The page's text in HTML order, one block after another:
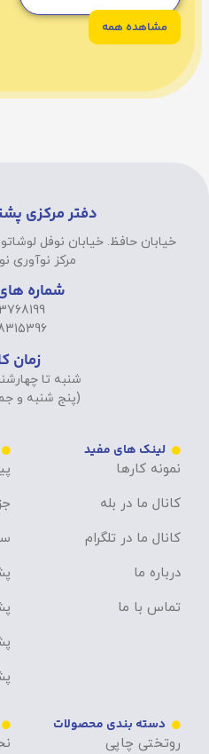
مشاهده همه
دفتر مرکزی
مرکز نوآوری
شماره
زمان
شنبه تا چهارشنبه 10
(پنج شنبه و
لینک های مفید
نمونه کارها
کانال ما در بله
کانال ما در تلگرام
درباره ما
تماس با ما
دسته بندی محصولات
روتختی چاپی